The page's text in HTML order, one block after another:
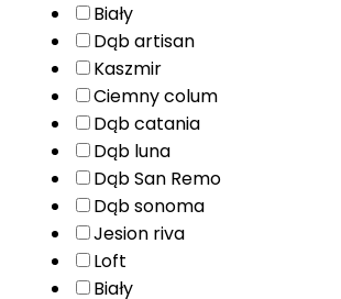
Biały
Dąb artisan
Kaszmir
Ciemny colum
Dąb catania
Dąb luna
Dąb San Remo
Dąb sonoma
Jesion riva
Loft
Biały